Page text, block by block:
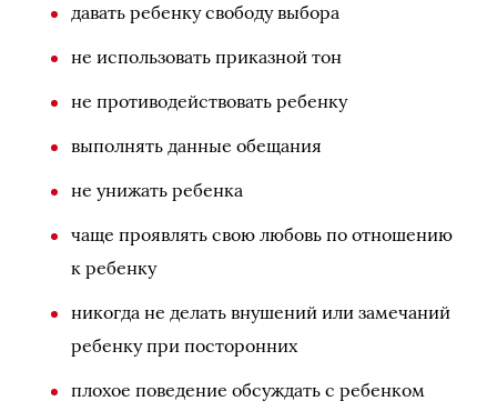
давать ребенку свободу выбора
не использовать приказной тон
не противодействовать ребенку
выполнять данные обещания
не унижать ребенка
чаще проявлять свою любовь по отношению
к ребенку
никогда не делать внушений или замечаний
ребенку при посторонних
плохое поведение обсуждать с ребенком